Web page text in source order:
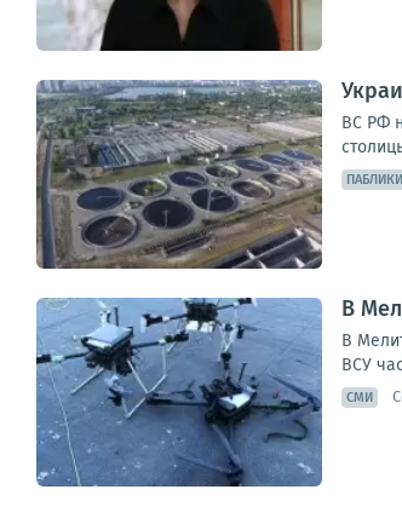
ВС РФ
ПАБЛИКИ
В
В
ВСУ
СМИ